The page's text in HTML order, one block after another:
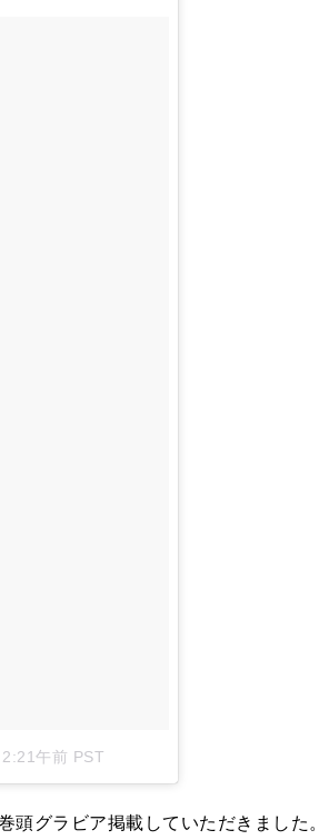
午前 PST
グラビア掲載していただきました。